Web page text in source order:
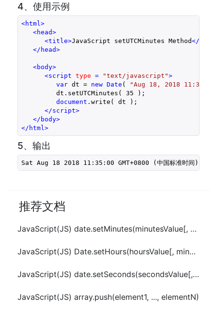
4、使用示例
<html >
<head>
<title>JavaScript setUTCMinutes Method</
</ head>
<body>
<script type = "text/javascript">
var dt = new Date (
"Aug 18, 2018
         dt.setUTCMinutes(
35 );
document .write( dt );
</script>
</ body>
</ html >
5、输出
Sat Aug 18 2018 11:35:00 GMT+0800 (中国标准时间)
推荐文档
JavaScript(JS) date.setMinutes(minutesValue[, secondsValue[, msValue]])
JavaScript(JS) Date.setHours(hoursValue[, minutesValue[, secondsValue[, msValue]]])
JavaScript(JS) date.setSeconds(secondsValue[, msValue])
JavaScript(JS) array.push(element1, ..., elementN)